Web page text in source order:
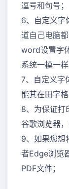
逗号和句号；
6、自定义字
道自己电脑
word设置字
系统一模一
7、自定义字
能其在田字
8、为保证打
谷歌浏览器
9、如果您想
者Edge浏览
PDF文件；